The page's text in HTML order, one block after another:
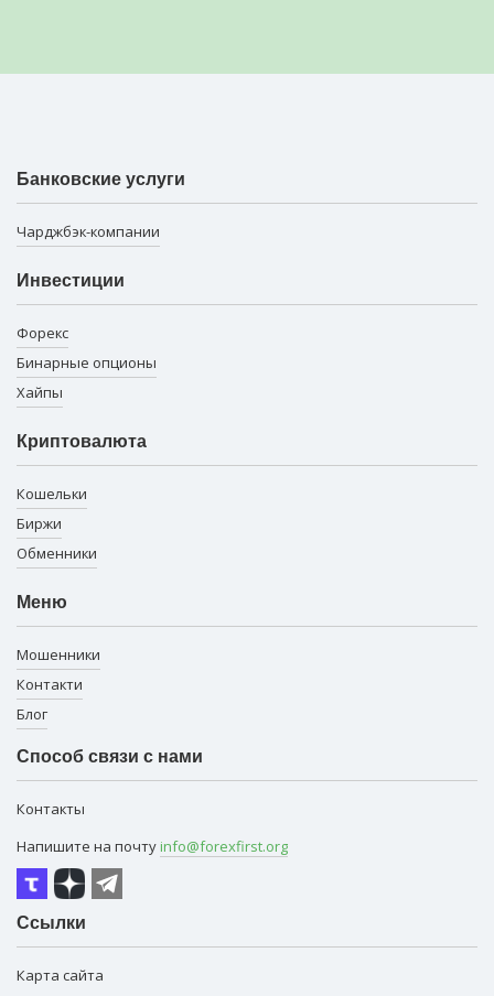
Банковские услуги
Чарджбэк-компании
Инвестиции
Форекс
Бинарные опционы
Хайпы
Криптовалюта
Кошельки
Биржи
Обменники
Меню
Мошенники
Контакти
Блог
Способ связи с нами
Контакты
Напишите на почту info@forexfirst.org
Ссылки
Карта сайта